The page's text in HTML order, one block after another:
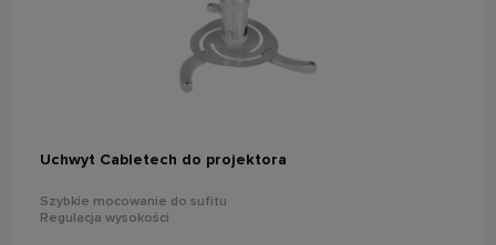
Uchwyt Cabletech do projektora
Szybkie mocowanie do sufitu
Regulacja wysokości
do koszyka